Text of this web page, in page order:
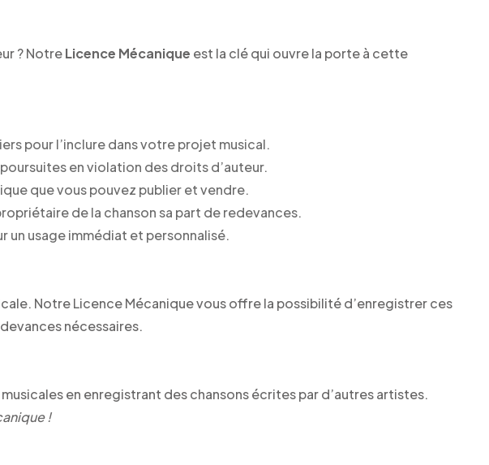
? NotreLicence Mécanique est la clé qui ouvre la porte à cette
pour l’inclure dans votre projet musical.
en violation des droits d’auteur.
que vous pouvez publier et vendre.
de la chanson sa part de redevances.
usage immédiat et personnalisé.
Notre Licence Mécanique vous offre la possibilité d’enregistrer ces
nécessaires.
en enregistrant des chansons écrites par d’autres artistes.
!